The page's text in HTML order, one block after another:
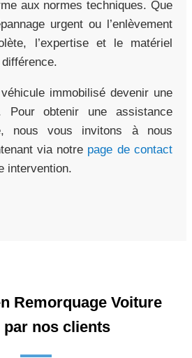
aux normes techniques. Que
urgent ou l’enlèvement
l’expertise et le matériel
immobilisé devenir une
Pour obtenir une assistance
nous vous invitons à nous
via notre page de contact
intervention.
Remorquage Voiture
par nos clients